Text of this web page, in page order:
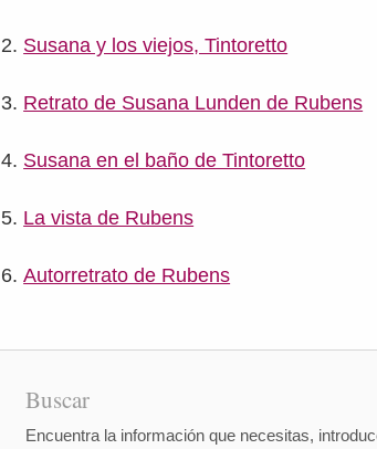
Susana y los viejos, Tintoretto
Retrato de Susana Lunden de Rubens
Susana en el baño de Tintoretto
La vista de Rubens
Autorretrato de Rubens
Buscar
Encuentra la información que necesitas,